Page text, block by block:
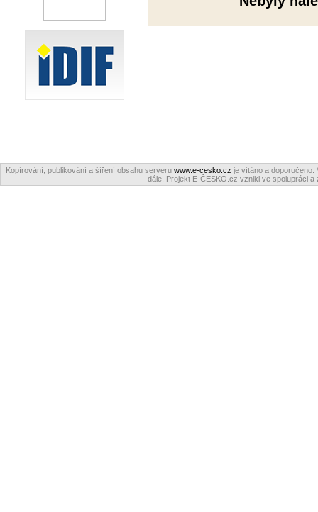
Kopírování, publikování a šíření obsahu serveru www.e-cesko.cz je vítáno a doporučeno.
dále. Projekt E-ČESKO.cz vznikl ve spolupráci